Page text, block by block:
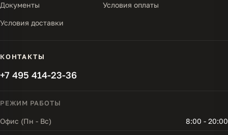
Документы Условия оплаты
Условия доставки
КОНТАКТЫ
+7 495 414-23-36
РЕЖИМ РАБОТЫ
Офис (Пн - Вс) 8:00 - 20:00